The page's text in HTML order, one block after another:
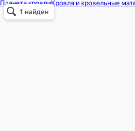
Планета кровли
Кровля и кровельные материалы в Балашихе
Окна в Балашихе